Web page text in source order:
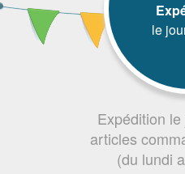
le
Expédition
articles
(du lundi